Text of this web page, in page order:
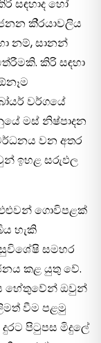
සඳහාද හෝ
කි‍්‍රයාවලිය
නම්, සානන්
කිරි සඳහා
වර්ගයේ
මස් නිෂ්පාදන
වන අතර
ඉහළ සරුඵල
ගොවිපළක්
හැකි
සුවිශේෂි සමහර
කළ යුතු වේ.
හේතුවේන් ඔවුන්
වීම පළමු
පිටුපස මිදුලේ